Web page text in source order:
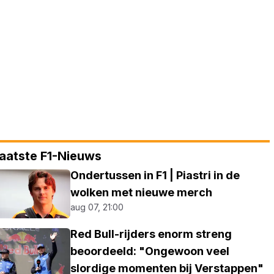
F1-Nieuws
Ondertussen in F1 | Piastri in de
wolken met nieuwe merch
aug 07, 21:00
Red Bull-rijders enorm streng
beoordeeld: "Ongewoon veel
slordige momenten bij Verstappen"